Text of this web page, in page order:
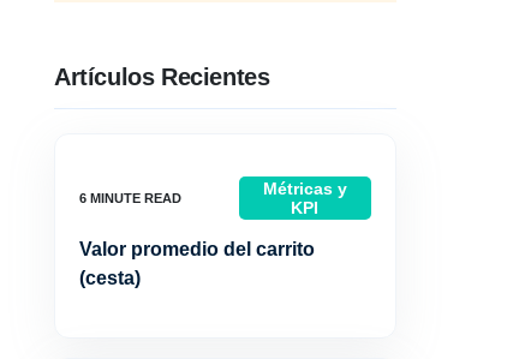
Artículos Recientes
Métricas y
KPI
Valor promedio del carrito
(cesta)